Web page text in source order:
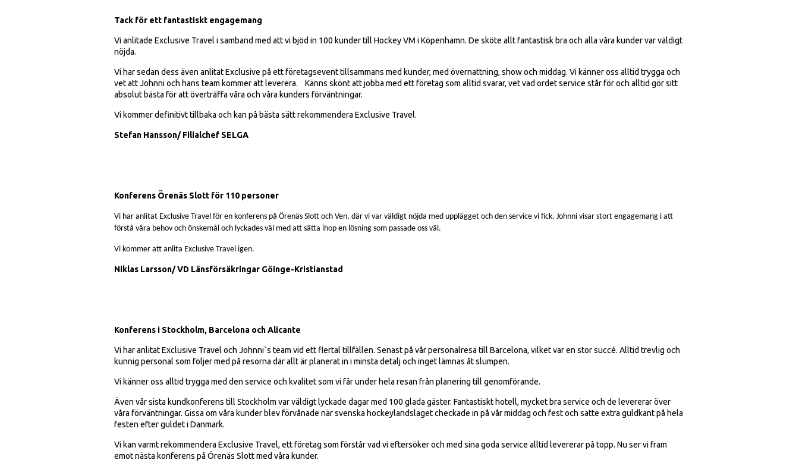
Tack för ett fantastiskt engagemang
Vi anlitade Exclusive Travel i samband med att vi bjöd in 100 kunder till Hockey VM i Köpenhamn. De sköte allt fantastisk bra och alla våra kunder var väldigt
nöjda.
Vi har sedan dess även anlitat Exclusive på ett företagsevent tillsammans med kunder, med övernattning, show och middag. Vi känner oss alltid trygga och
vet att Johnni och hans team kommer att leverera. Känns skönt att jobba med ett företag som alltid svarar, vet vad ordet service står för och alltid gör sitt
absolut bästa för att överträffa våra och våra kunders förväntningar.
Vi kommer definitivt tillbaka och kan på bästa sätt rekommendera Exclusive Travel.
Stefan Hansson/ Filialchef SELGA
Konferens Örenäs Slott för 110 personer
Vi har anlitat Exclusive Travel för en konferens på Örenäs Slott och Ven, där vi var väldigt nöjda med upplägget och den service vi fick. Johnni visar stort engagemang i att
förstå våra behov och önskemål och lyckades väl med att sätta ihop en lösning som passade oss väl.
Vi kommer att anlita Exclusive Travel igen.
Niklas Larsson/ VD Länsförsäkringar Göinge-Kristianstad
Konferens i Stockholm, Barcelona och Alicante
Vi har anlitat Exclusive Travel och Johnni`s team vid ett flertal tillfällen. Senast på vår personalresa till Barcelona, vilket var en stor succé. Alltid trevlig och
kunnig personal som följer med på resorna där allt är planerat in i minsta detalj och inget lämnas åt slumpen.
Vi känner oss alltid trygga med den service och kvalitet som vi får under hela resan från planering till genomförande.
Även vår sista kundkonferens till Stockholm var väldigt lyckade dagar med 100 glada gäster. Fantastiskt hotell, mycket bra service och de levererar över
våra förväntningar. Gissa om våra kunder blev förvånade när svenska hockeylandslaget checkade in på vår middag och fest och satte extra guldkant på hela
festen efter guldet i Danmark.
Vi kan varmt rekommendera Exclusive Travel, ett företag som förstår vad vi eftersöker och med sina goda service alltid levererar på topp. Nu ser vi fram
emot nästa konferens på Örenäs Slott med våra kunder.